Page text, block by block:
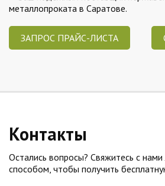
металлопроката в Саратове.
ЗАПРОС ПРАЙС-ЛИСТА
Контакты
Остались вопросы? Свяжитесь с
способом, чтобы получить